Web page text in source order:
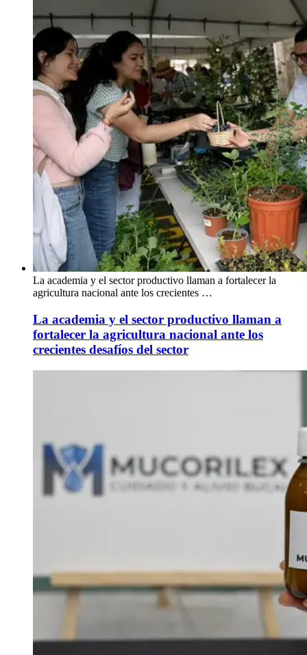
La academia y el sector productivo llaman a fortalecer la
agricultura nacional ante los crecientes …
La academia y el sector productivo llaman a
fortalecer la agricultura nacional ante los
crecientes desafíos del sector